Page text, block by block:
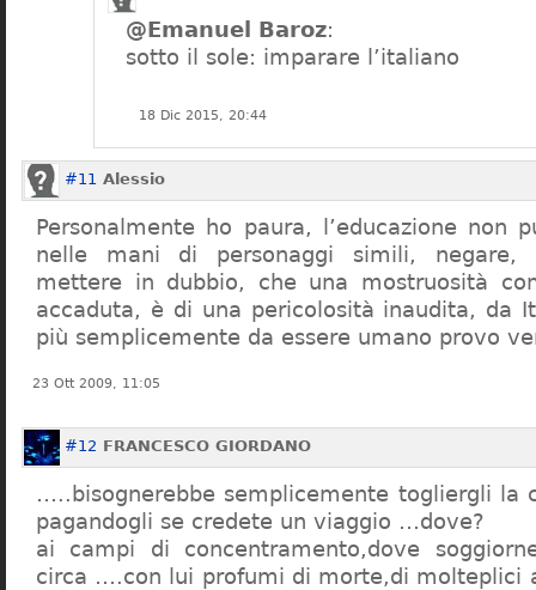
@Emanuel Baroz:
sotto il sole: imparare l’italiano
18 Dic 2015, 20:44
#11 Alessio
Personalmente ho paura, l’educazione non
nelle mani di personaggi simili, negare,
mettere in dubbio, che una mostruosità
accaduta, è di una pericolosità inaudita, da
più semplicemente da essere umano provo
23 Ott 2009, 11:05
#12 FRANCESCO GIORDANO
…..bisognerebbe semplicemente togliergli la
pagandogli se credete un viaggio …dove?
ai campi di concentramento,dove
circa ….con lui profumi di morte,di molteplici